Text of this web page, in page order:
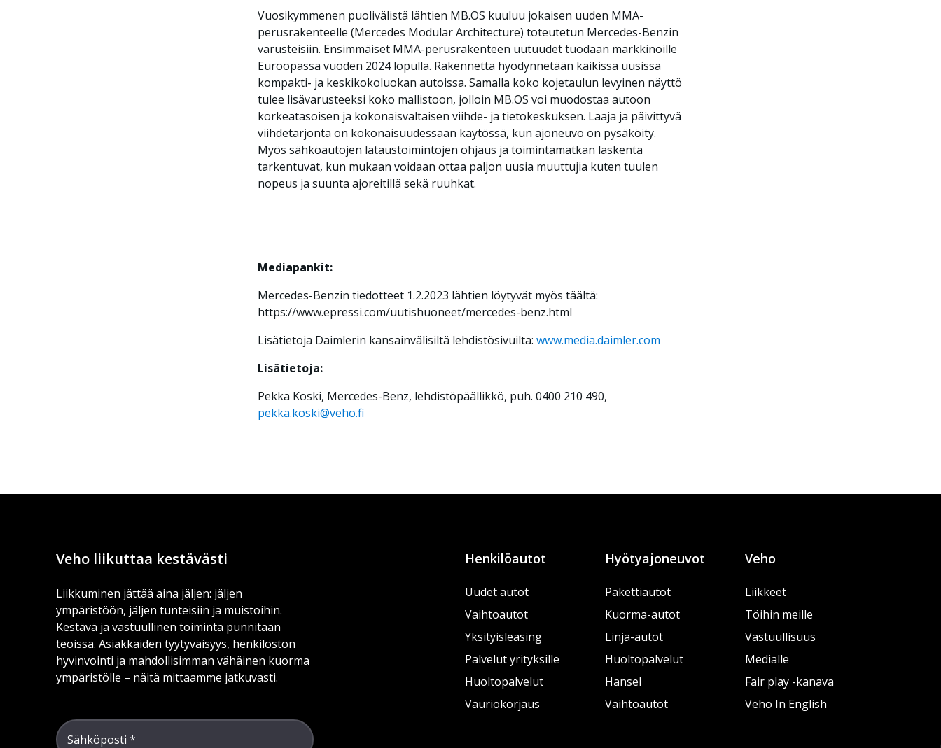
Vuosikymmenen puolivälistä lähtien MB.OS kuuluu jokaisen uuden MMA-
perusrakenteelle (Mercedes Modular Architecture) toteutetun Mercedes-Benzin
varusteisiin. Ensimmäiset MMA-perusrakenteen uutuudet tuodaan markkinoille
Euroopassa vuoden 2024 lopulla. Rakennetta hyödynnetään kaikissa uusissa
kompakti- ja keskikokoluokan autoissa. Samalla koko kojetaulun levyinen näyttö
tulee lisävarusteeksi koko mallistoon, jolloin MB.OS voi muodostaa autoon
korkeatasoisen ja kokonaisvaltaisen viihde- ja tietokeskuksen. Laaja ja päivittyvä
viihdetarjonta on kokonaisuudessaan käytössä, kun ajoneuvo on pysäköity.
Myös sähköautojen lataustoimintojen ohjaus ja toimintamatkan laskenta
tarkentuvat, kun mukaan voidaan ottaa paljon uusia muuttujia kuten tuulen
nopeus ja suunta ajoreitillä sekä ruuhkat.
Mediapankit:
Mercedes-Benzin tiedotteet 1.2.2023 lähtien löytyvät myös täältä:
https://www.epressi.com/uutishuoneet/mercedes-benz.html
Lisätietoja Daimlerin kansainvälisiltä lehdistösivuilta: www.media.daimler.com
Lisätietoja:
Pekka Koski, Mercedes-Benz, lehdistöpäällikkö, puh. 0400 210 490,
pekka.koski@veho.fi
Veho liikuttaa kestävästi
Liikkuminen jättää aina jäljen: jäljen
ympäristöön, jäljen tunteisiin ja muistoihin.
Kestävä ja vastuullinen toiminta punnitaan
teoissa. Asiakkaiden tyytyväisyys, henkilöstön
hyvinvointi ja mahdollisimman vähäinen kuorma
ympäristölle – näitä mittaamme jatkuvasti.
Sähköposti
Henkilöautot
Uudet autot
Vaihtoautot
Yksityisleasing
Palvelut yrityksille
Huoltopalvelut
Vauriokorjaus
Hyötyajoneuvot
Pakettiautot
Kuorma-autot
Linja-autot
Huoltopalvelut
Hansel
Vaihtoautot
Veho
Liikkeet
Töihin meille
Vastuullisuus
Medialle
Fair play -kanava
Veho In English